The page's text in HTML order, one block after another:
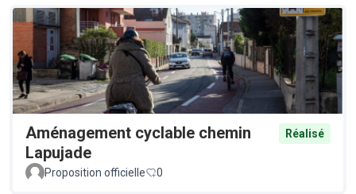
Aménagement cyclable chemin
Lapujade
Réalisé
Proposition officielle 0